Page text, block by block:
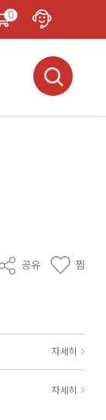
0
공유 찜
자세히
자세히